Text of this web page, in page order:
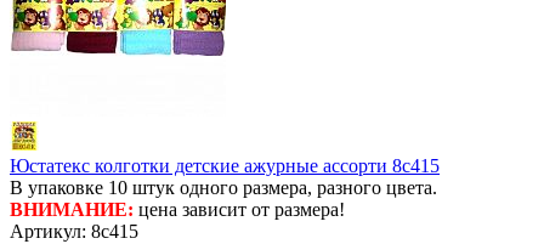
Юстатекс колготки детские ажурные ассорти 8с415
В упаковке 10 штук одного размера, разного цвета.
ВНИМАНИЕ: цена зависит от размера!
Артикул: 8с415